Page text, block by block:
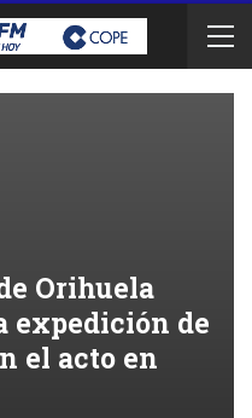
Orihuela
expedición de
el acto en